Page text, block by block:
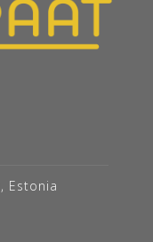
Estonia